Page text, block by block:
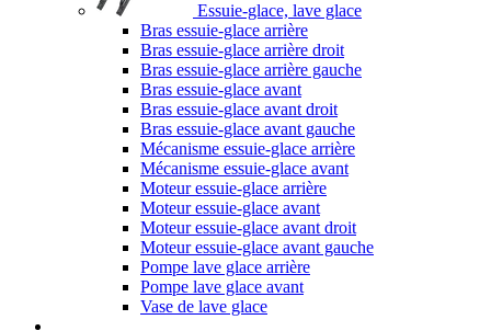
Essuie-glace, lave glace
Bras essuie-glace arrière
Bras essuie-glace arrière droit
Bras essuie-glace arrière gauche
Bras essuie-glace avant
Bras essuie-glace avant droit
Bras essuie-glace avant gauche
Mécanisme essuie-glace arrière
Mécanisme essuie-glace avant
Moteur essuie-glace arrière
Moteur essuie-glace avant
Moteur essuie-glace avant droit
Moteur essuie-glace avant gauche
Pompe lave glace arrière
Pompe lave glace avant
Vase de lave glace